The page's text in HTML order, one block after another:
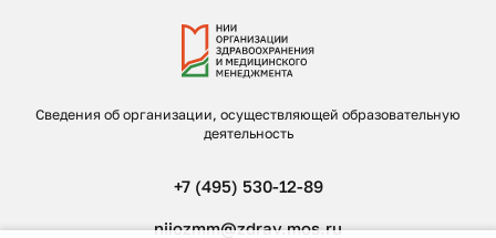
Сведения об организации, осуществляющей образовательную
деятельность
+7 (495) 530-12-89
niiozmm@zdrav.mos.ru